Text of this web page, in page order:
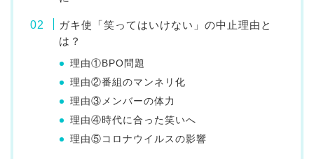
ガキ使「笑ってはいけない」の中止理由と
は？
理由①BPO問題
理由②番組のマンネリ化
理由③メンバーの体力
理由④時代に合った笑いへ
理由⑤コロナウイルスの影響